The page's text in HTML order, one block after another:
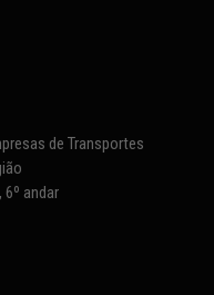
de Transportes
6º andar